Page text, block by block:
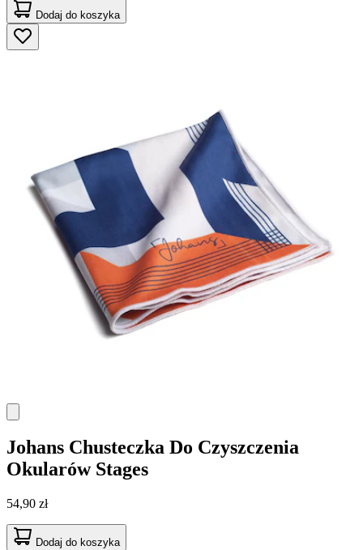
Dodaj do koszyka
Johans Chusteczka Do Czyszczenia
Okularów Stages
54,90 zł
Dodaj do koszyka